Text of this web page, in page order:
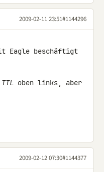
2009-02-11 23:51#1144296
Eagle beschäftigt
TTL oben links, aber
2009-02-12 07:30#1144377